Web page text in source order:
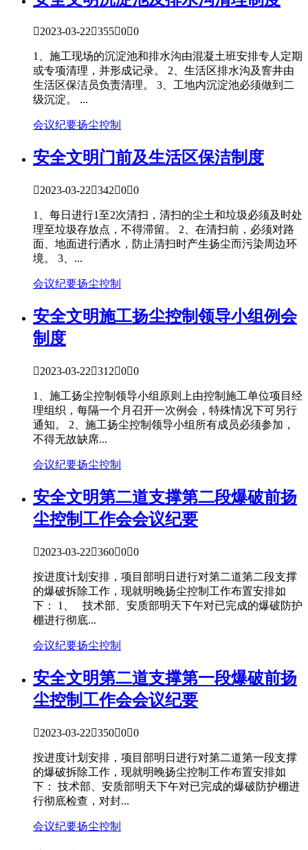
2023-03-2235500
1、施工现场的沉淀池和排水沟由混凝土班安排专人定期
或专项清理，并形成记录。 2、生活区排水沟及窨井由
生活区保洁员负责清理。 3、工地内沉淀池必须做到二
级沉淀。 ...
会议纪要扬尘控制
安全文明 门前及生活区保洁制度
2023-03-2234200
1、每日进行1至2次清扫，清扫的尘土和垃圾必须及时处
理至垃圾存放点，不得滞留。 2、在清扫前，必须对路
面、地面进行洒水，防止清扫时产生扬尘而污染周边环
境。 3、...
会议纪要扬尘控制
安全文明施工扬尘控制领导小组例会
制度
2023-03-2231200
1、施工扬尘控制领导小组原则上由控制施工单位项目经
理组织，每隔一个月召开一次例会，特殊情况下可另行
通知。 2、施工扬尘控制领导小组所有成员必须参加，
不得无故缺席...
会议纪要扬尘控制
安全文明第二道支撑第二段爆破前扬
尘控制工作会会议纪要
2023-03-2236000
按进度计划安排，项目部明日进行对第二道第二段支撑
的爆破拆除工作，现就明晚扬尘控制工作布置安排如
下： 1、 技术部、安质部明天下午对已完成的爆破防护
棚进行彻底...
会议纪要扬尘控制
安全文明第二道支撑第一段爆破前扬
尘控制工作会会议纪要
2023-03-2235000
按进度计划安排，项目部明日进行对第二道第一段支撑
的爆破拆除工作，现就明晚扬尘控制工作布置安排如
下： 技术部、安质部明天下午对已完成的爆破防护棚进
行彻底检查，对封...
会议纪要扬尘控制